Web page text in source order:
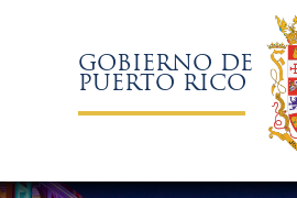
GOBIERNO DE
PUERTO RICO